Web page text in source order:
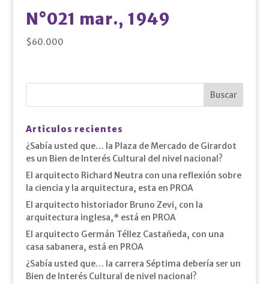
N°021 mar., 1949
$60.000
Articulos recientes
¿Sabía usted que… la Plaza de Mercado de Girardot
es un Bien de Interés Cultural del nivel nacional?
El arquitecto Richard Neutra con una reflexión sobre
la ciencia y la arquitectura, esta en PROA
El arquitecto historiador Bruno Zevi, con la
arquitectura inglesa,* está en PROA
El arquitecto Germán Téllez Castañeda, con una
casa sabanera, está en PROA
¿Sabía usted que… la carrera Séptima debería ser un
Bien de Interés Cultural de nivel nacional?